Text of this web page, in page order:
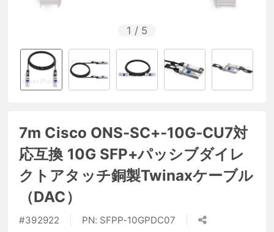
1 / 5
7m Cisco ONS-SC+-10G-CU7対
応互換 10G SFP+パッシブダイレ
クトアタッチ銅製Twinaxケーブル
（DAC）
#392922 PN: SFPP-10GPDC07